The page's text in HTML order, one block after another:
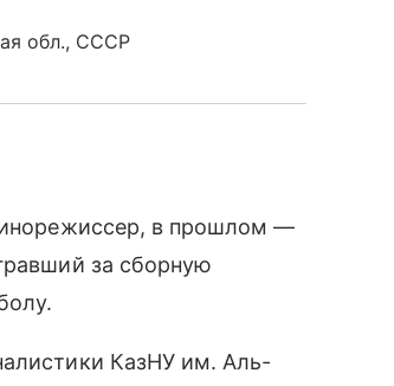
обл., СССР
в прошлом —
за сборную
КазНУ им. Аль-